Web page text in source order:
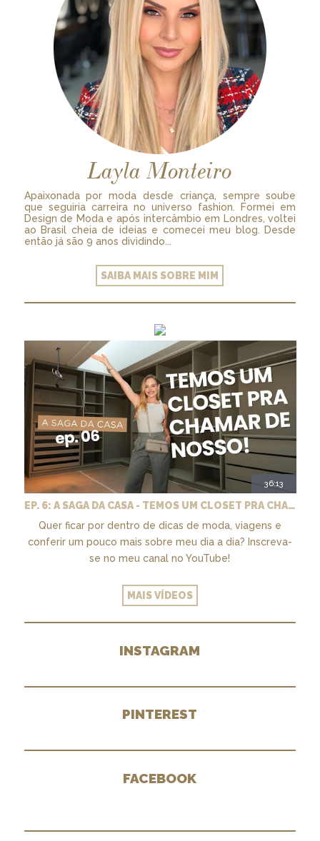
Layla Monteiro
Apaixonada por moda desde criança, sempre soube
que seguiria carreira no universo fashion. Formei em
Design de Moda e após intercâmbio em Londres, voltei
ao Brasil cheia de ideias e comecei meu blog. Desde
então já são 9 anos dividindo...
SAIBA MAIS SOBRE MIM
36:13
EP. 6: A SAGA DA CASA - TEMOS UM CLOSET PRA CHAMAR DE NOSSO + MARCENARIA E PAISAGISMO
Quer ficar por dentro de dicas de moda, viagens e
conferir um pouco mais sobre meu dia a dia? Inscreva-
se no meu canal no YouTube!
MAIS VÍDEOS
INSTAGRAM
PINTEREST
FACEBOOK